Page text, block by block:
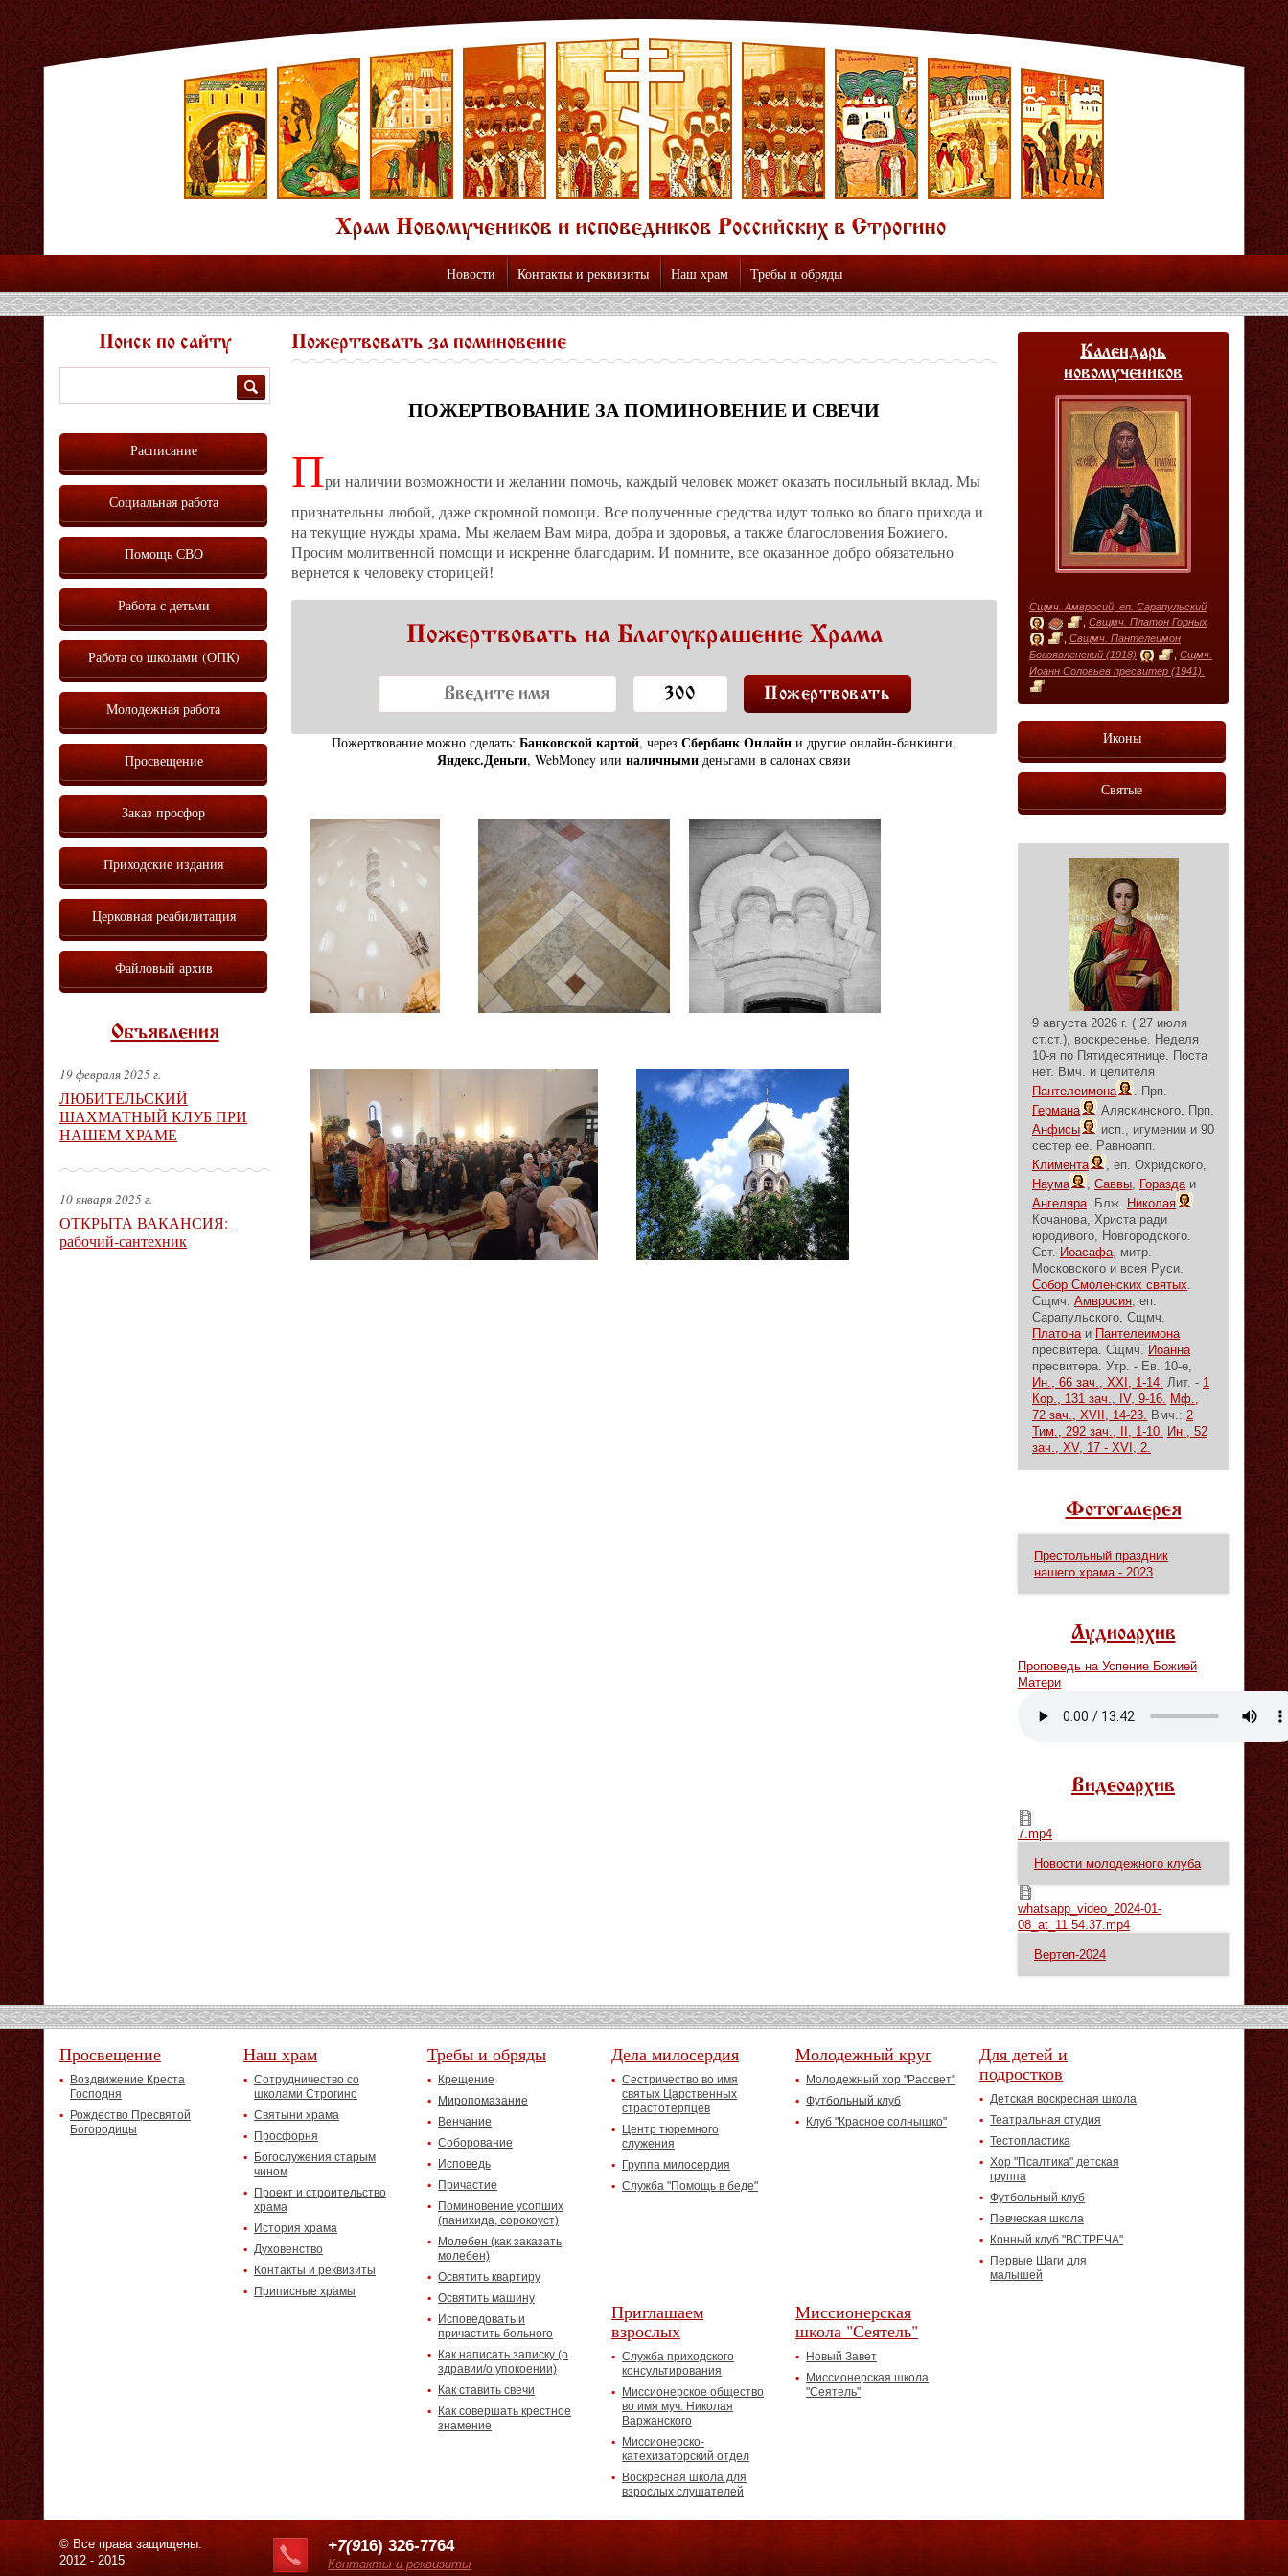
Новости Контакты и реквизиты Наш храм Требы и обряды
Пожертвовать за поминовение
ПОЖЕРТВОВАНИЕ ЗА ПОМИНОВЕНИЕ И СВЕЧИ
При наличии возможности и желании помочь, каждый человек может оказать посильный вклад. Мы
признательны любой, даже скромной помощи. Все полученные средства идут только во благо прихода и
на текущие нужды храма. Мы желаем Вам мира, добра и здоровья, а также благословения Божиего.
Просим молитвенной помощи и искренне благодарим. И помните, все оказанное добро обязательно
вернется к человеку сторицей!
Пожертвовать на Благоукрашение Храма
Пожертвование можно сделать: Банковской картой, через Сбербанк Онлайн и другие онлайн-банкинги,
Яндекс.Деньги, WebMoney или наличными деньгами в салонах связи
Поиск по сайту
Расписание
Социальная работа
Помощь СВО
Работа с детьми
Работа со школами (ОПК)
Молодежная работа
Просвещение
Заказ просфор
Приходские издания
Церковная реабилитация
Файловый архив
Объявления
19 февраля 2025 г.
ЛЮБИТЕЛЬСКИЙ
ШАХМАТНЫЙ КЛУБ ПРИ
НАШЕМ ХРАМЕ
10 января 2025 г.
ОТКРЫТА ВАКАНСИЯ:
рабочий-сантехник
Календарь
новомучеников
Сщмч. Амвросий, еп. Сарапульский
Свщмч. Платон Горных
Свщмч. Пантелеимон
Богоявленский (1918)
Сщмч.
Иоанн Соловьев пресвитер (1941).
Иконы
Святые
9 августа 2026 г. ( 27 июля
ст.ст.), воскресенье. Неделя
10-я по Пятидесятнице. Поста
нет. Вмч. и целителя
Пантелеимона
. Прп.
Германа
Аляскинского. Прп.
Анфисы
исп., игумении и 90
сестер ее. Равноапп.
Климента
, еп. Охридского,
Наума
, Саввы, Гораздаи
Ангеляра. Блж. Николая
Кочанова, Христа ради
юродивого, Новгородского.
Свт. Иоасафа, митр.
Московского и всея Руси.
Собор Смоленских святых.
Сщмч. Амвросия, еп.
Сарапульского. Сщмч.
Платонаи Пантелеимона
пресвитера. Сщмч. Иоанна
пресвитера. Утр. - Ев. 10-е,
Ин., 66 зач., XXI, 1-14. Лит. - 1
Кор., 131 зач., IV, 9-16. Мф.,
72 зач., XVII, 14-23. Вмч.: 2
Тим., 292 зач., II, 1-10. Ин., 52
зач., XV, 17 - XVI, 2.
Фотогалерея
Престольный праздник
нашего храма - 2023
Аудиоархив
Проповедь на Успение Божией
Матери
Видеоархив
7.mp4
7.mp4
Новости молодежного клуба
whatsapp_video_2024-01-08_at_11.54.37.mp4
whatsapp_video_2024-01-
08_at_11.54.37.mp4
Вертеп-2024
Просвещение
Воздвижение Креста
Господня
Рождество Пресвятой
Богородицы
Наш храм
Сотрудничество со
школами Строгино
Святыни храма
Просфорня
Богослужения старым
чином
Проект и строительство
храма
История храма
Духовенство
Контакты и реквизиты
Приписные храмы
Требы и обряды
Крещение
Миропомазание
Венчание
Соборование
Исповедь
Причастие
Поминовение усопших
(панихида, сорокоуст)
Молебен (как заказать
молебен)
Освятить квартиру
Освятить машину
Исповедовать и
причастить больного
Как написать записку (о
здравии/о упокоении)
Как ставить свечи
Как совершать крестное
знамение
Дела милосердия
Сестричество во имя
святых Царственных
страстотерпцев
Центр тюремного
служения
Группа милосердия
Служба "Помощь в беде"
Молодежный круг
Молодежный хор "Рассвет"
Футбольный клуб
Клуб "Красное солнышко"
Для детей и
подростков
Детская воскресная школа
Театральная студия
Тестопластика
Хор "Псалтика" детская
группа
Футбольный клуб
Певческая школа
Конный клуб "ВСТРЕЧА"
Первые Шаги для
малышей
Приглашаем
взрослых
Служба приходского
консультирования
Миссионерское общество
во имя муч. Николая
Варжанского
Миссионерско-
катехизаторский отдел
Воскресная школа для
взрослых слушателей
Миссионерская
школа "Сеятель"
Новый Завет
Миссионерская школа
"Сеятель"
© Все права защищены.
2012 - 2015
+7(916) 326-7764
Контакты и реквизиты